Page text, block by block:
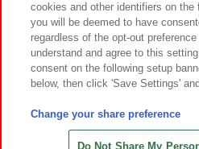
©Bandai Namco
©Bandai Namco
©HANAYASHIKI Co., Ltd.
cookies and other identifiers on the
you will be deemed to have
regardless of the opt-out
understand and agree to this
consent on the following setup
below, then click 'Save Settings'
Change your share preference
Do Not Share My